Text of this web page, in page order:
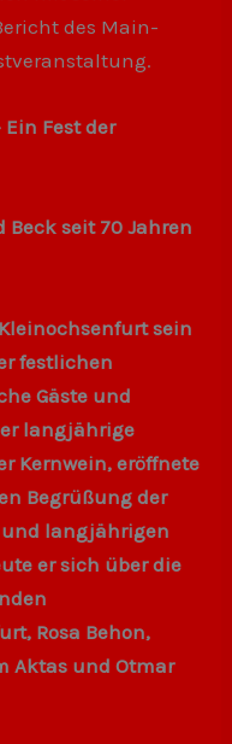
des Main-
Fest der
Beck seit 70 Jahren
sein
festlichen
Gäste und
langjährige
Kernwein, eröffnete
Begrüßung der
langjährigen
er sich über die
Rosa Behon,
Aktas und Otmar